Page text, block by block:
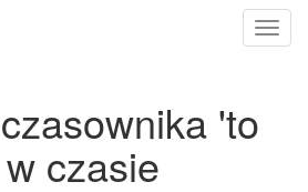
'to
czasie